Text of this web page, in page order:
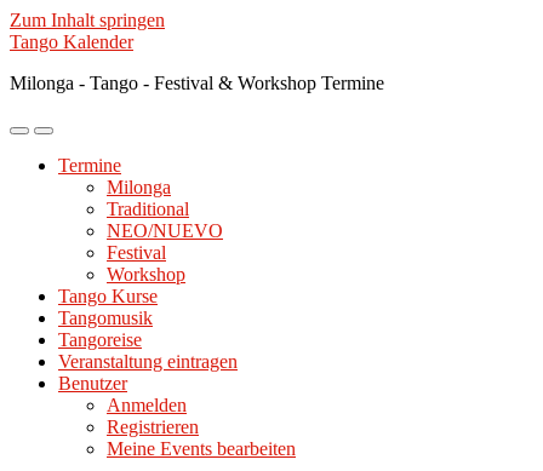
Zum Inhalt springen
Tango Kalender
Milonga - Tango - Festival & Workshop Termine
Mobile-
ein-/ausblenden
Suchfeld
ein-/ausblenden
Termine
Milonga
Traditional
NEO/NUEVO
Festival
Workshop
Tango Kurse
Tangomusik
Tangoreise
Veranstaltung eintragen
Benutzer
Anmelden
Registrieren
Meine Events bearbeiten